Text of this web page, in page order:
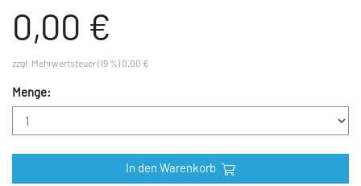
0,00 €
zzgl. Mehrwertsteuer (19 %) 0,00 €
Menge:
In den Warenkorb